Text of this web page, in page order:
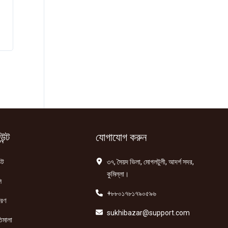
যোগাযোগ করুন
৩৭, সৈয়দ ভিলা, মোগলটুলী, আদর্শ সদর,
কুমিল্লা।
+৮৮০১৭৮১৭৯০৫৯৬
sukhibazar@support.com